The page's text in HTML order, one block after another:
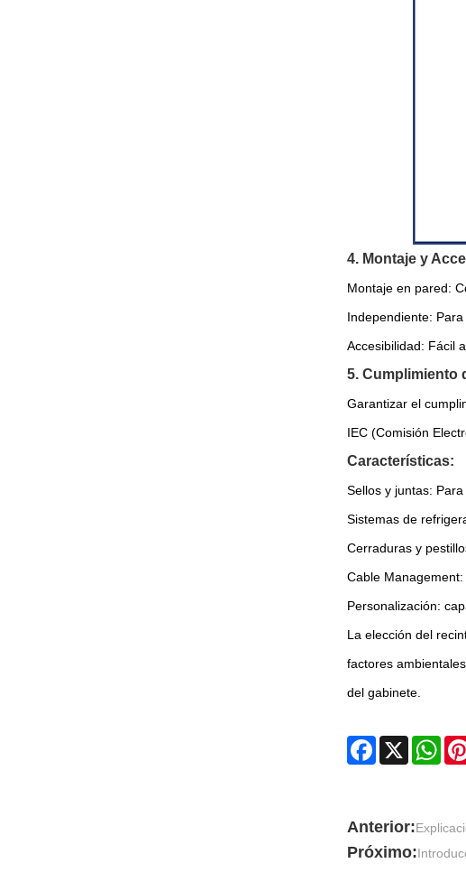
4. Montaje y
Montaje en pared:
Independiente:
Accesibilidad: Fácil
5. Cumplimiento
Garantizar el
IEC (Comisión
Características:
Sellos y juntas:
Sistemas de
Cerraduras y
Cable
Personalización:
La elección del
factores
del gabinete.
Facebook
X
Anterior:
Próximo: